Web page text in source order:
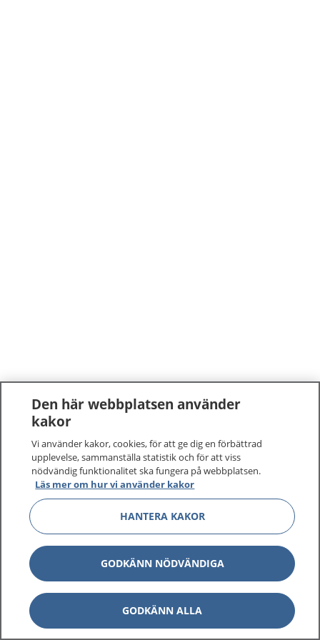
Den här webbplatsen använder
kakor
Vi använder kakor, cookies, för att ge dig en förbättrad
upplevelse, sammanställa statistik och för att viss
nödvändig funktionalitet ska fungera på webbplatsen.
Läs mer om hur vi använder kakor
HANTERA KAKOR
GODKÄNN NÖDVÄNDIGA
GODKÄNN ALLA